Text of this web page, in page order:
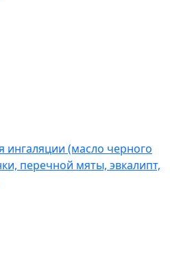
ингаляции (масло черного
перечной мяты, эвкалипт,